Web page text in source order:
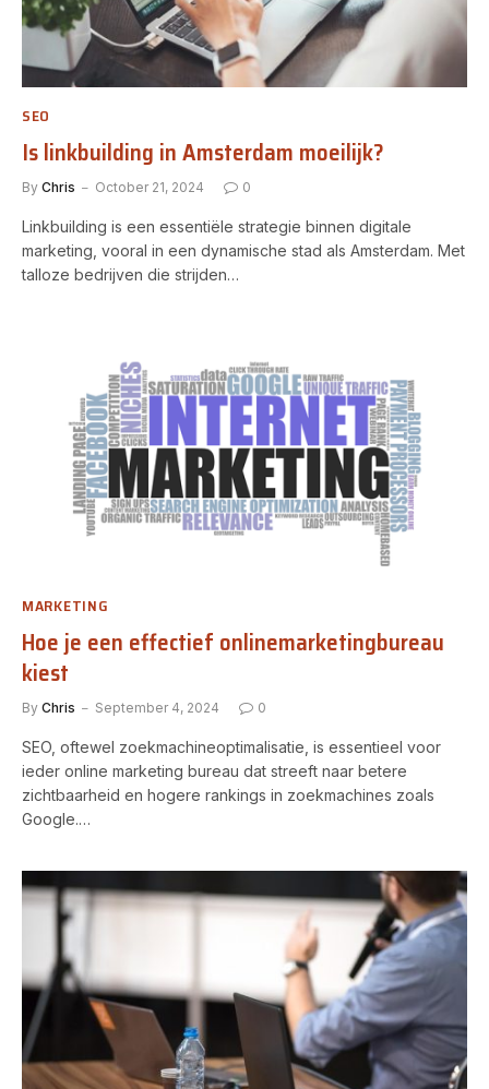
SEO
Is linkbuilding in Amsterdam moeilijk?
By Chris October 21, 2024 0
Linkbuilding is een essentiële strategie binnen digitale
marketing, vooral in een dynamische stad als Amsterdam. Met
talloze bedrijven die strijden…
MARKETING
Hoe je een effectief onlinemarketingbureau
kiest
By Chris September 4, 2024 0
SEO, oftewel zoekmachineoptimalisatie, is essentieel voor
ieder online marketing bureau dat streeft naar betere
zichtbaarheid en hogere rankings in zoekmachines zoals
Google.…